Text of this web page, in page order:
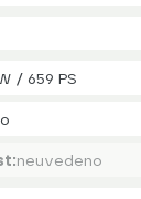
/ 659 PS
neuvedeno